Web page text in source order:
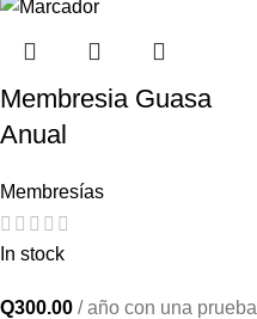
Membresia Guasa
Anual
Membresías
In stock
Q300.00 / año con una prueba